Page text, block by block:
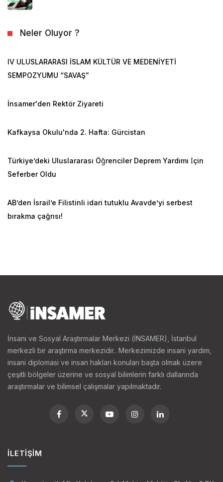
Neler Oluyor ?
IV ULUSLARARASI İSLAM KÜLTÜR VE MEDENİYETİ
SEMPOZYUMU “SAVAŞ”
İnsamer'den Rektör Ziyareti
Kafkaysa Okulu'nda 2. Hafta: Gürcistan
Türkiye’deki Uluslararası Öğrenciler Deprem Yardımı İçin
Seferber Oldu
AB’den İsrail’e Filistinli idari tutuklu Avavde’yi serbest
bırakma çağrısı!
İnsani ve Sosyal Araştırmalar Merkezi (İNSAMER), İstanbul
merkezli bir araştırma merkezidir.. Merkezimizde insani yardım,
insani diplomasi ve insan hakları konuları başta olmak üzere
çeşitli bölgeler üzerine ve sosyal bilimlerin farklı dallarında
araştırmalar ve bilimsel çalışmalar yapılmaktadır.
İLETIŞIM